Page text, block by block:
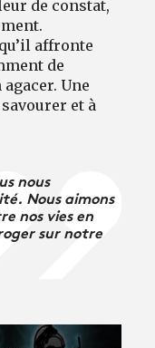
de constat,
affronte
de
Une
et à
nous
Nous aimons
nos vies en
sur notre